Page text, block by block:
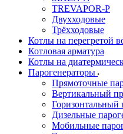
TREVAPOR-P
Двухходовые
Трёхходовые
Котлы на перегретой
Котловая арматура
Котлы на
Парогенераторы
Прямоточные
Вертикальный
Горизонтальный
Дизельные
Мобильные